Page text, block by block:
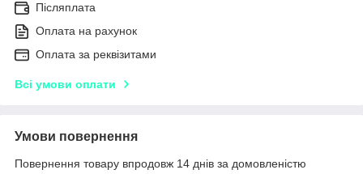
Післяплата
Оплата на рахунок
Оплата за реквізитами
Всі умови оплати
Умови повернення
Повернення товару впродовж 14 днів за домовленістю